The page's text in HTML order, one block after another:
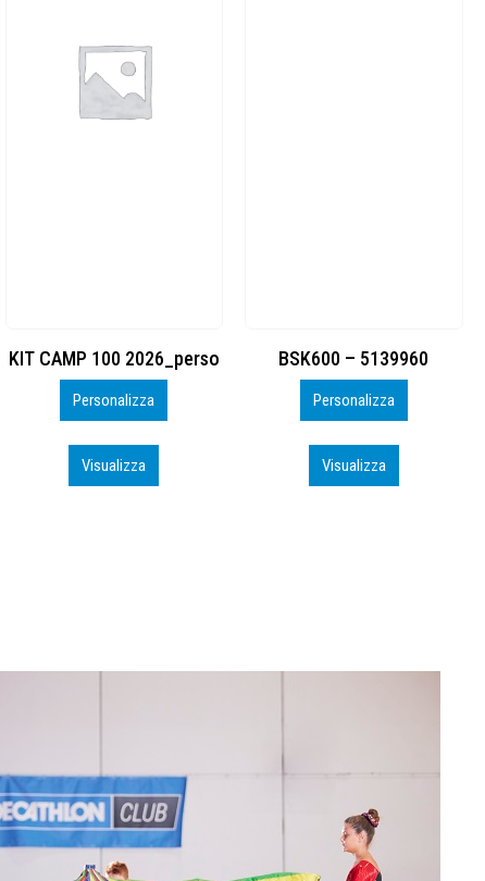
BSK600 – 5139960
Personalizza
Visualizza
DTF
Personalizza
Visualizza